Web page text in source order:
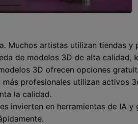
Muchos artistas utilizan tiendas
de modelos 3D de alta
3D ofrecen opciones
profesionales utilizan activos
la calidad.
invierten en herramientas de IA